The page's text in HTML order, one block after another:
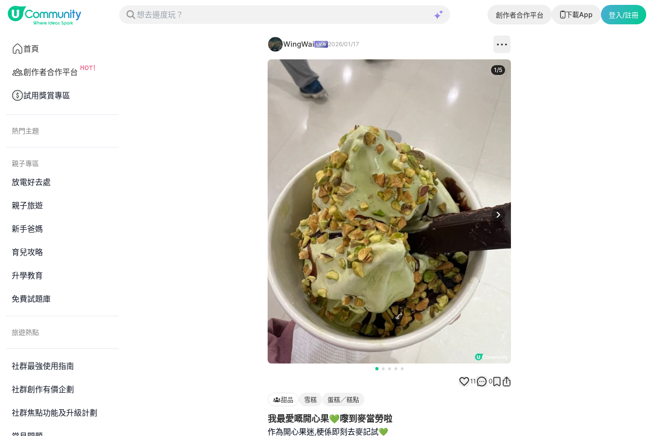
創作者合作平台 下載App 登入/註冊
首頁
創作者合作平台
試用獎賞專區
熱門主題
親子專區
放電好去處
親子旅遊
新手爸媽
育兒攻略
升學教育
免費試題庫
旅遊熱點
社群最強使用指南
社群創作有價企劃
社群焦點功能及升級計劃
WingWai 2026/01/17
Next slide
1/5
11 0
甜品 雪糕 蛋糕／糕點
我最愛嘅開心果💚嚟到麥當勞啦
作為開心果迷,梗係即刻去麥記試💚